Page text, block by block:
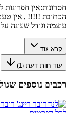
חסרונות:אין
הכתובת !!!!! , אין
עוצמה וגודל שעונה
קרא עוד
עוד חוות דעת ( 1
)
רכבים נוספים